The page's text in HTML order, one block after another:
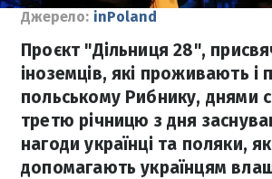
Джерело: inPoland
Проєкт "Дільниця 28",
іноземців, які проживають
польському Рибнику, днями
третю річницю з дня
нагоди українці та поляки,
допомагають українцям